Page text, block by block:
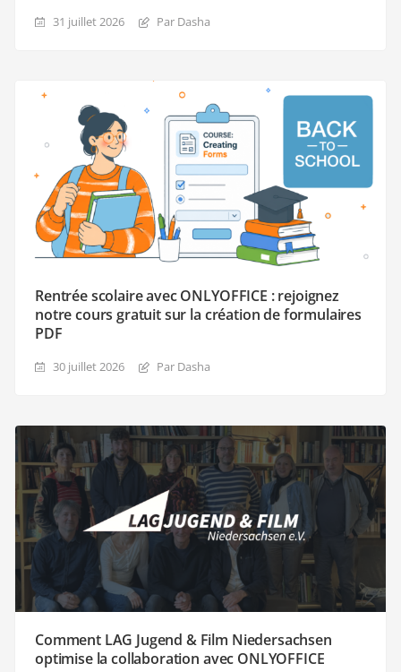
31 juillet 2026 Par Dasha
Rentrée scolaire avec ONLYOFFICE : rejoignez
notre cours gratuit sur la création de formulaires
PDF
30 juillet 2026 Par Dasha
Comment LAG Jugend & Film Niedersachsen
optimise la collaboration avec ONLYOFFICE